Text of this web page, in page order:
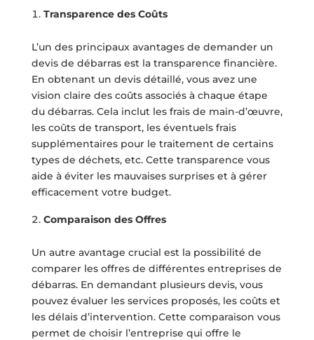
Transparence des Coûts
L’un des principaux avantages de demander un
devis de débarras est la transparence financière.
En obtenant un devis détaillé, vous avez une
vision claire des coûts associés à chaque étape
du débarras. Cela inclut les frais de main-d’œuvre,
les coûts de transport, les éventuels frais
supplémentaires pour le traitement de certains
types de déchets, etc. Cette transparence vous
aide à éviter les mauvaises surprises et à gérer
efficacement votre budget.
Comparaison des Offres
Un autre avantage crucial est la possibilité de
comparer les offres de différentes entreprises de
débarras. En demandant plusieurs devis, vous
pouvez évaluer les services proposés, les coûts et
les délais d’intervention. Cette comparaison vous
permet de choisir l’entreprise qui offre le